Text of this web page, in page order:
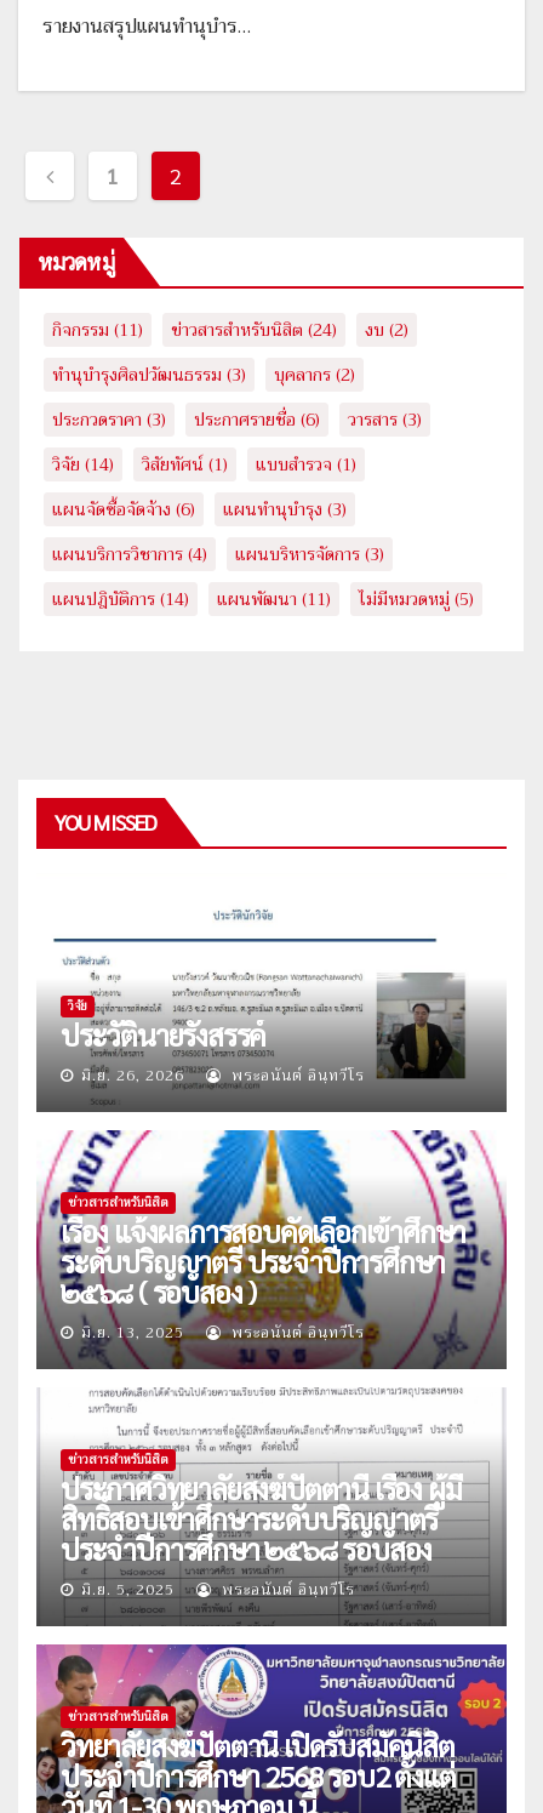
รายงานสรุปแผนทำนุบำร…
เมนู
นำทาง
เรื่อง
1 2
หมวดหมู่
กิจกรรม (11) ข่าวสารสำหรับนิสิต (24) งบ (2)
ทำนุบำรุงศิลปวัฒนธรรม (3) บุคลากร(2)
ประกวดราคา (3) ประกาศรายชื่อ (6) วารสาร(3)
วิจัย (14) วิสัยทัศน์(1) แบบสำรวจ (1)
แผนจัดซื้อจัดจ้าง (6) แผนทำนุบำรุง (3)
แผนบริการวิชาการ(4) แผนบริหารจัดการ(3)
แผนปฎิบัติการ(14) แผนพัฒนา (11) ไม่มีหมวดหมู่(5)
YOU MISSED
วิจัย
ประวัตินายรังสรรค์
มิ.ย. 26, 2026 พระอนันต์ อินฺทวีโร
ข่าวสารสำหรับนิสิต
เรื่อง แจ้งผลการสอบคัดเลือกเข้าศึกษา
ระดับปริญญาตรี ประจำปีการศึกษา
๒๕๖๘ ( รอบสอง )
มิ.ย. 13, 2025 พระอนันต์ อินฺทวีโร
ข่าวสารสำหรับนิสิต
ประกาศวิทยาลัยสงฆ์ปัตตานี เรื่อง ผู้มี
สิทธิ์สอบเข้าศึกษาระดับปริญญาตรี
ประจำปีการศึกษา ๒๕๖๘ รอบสอง
มิ.ย. 5, 2025 พระอนันต์ อินฺทวีโร
ข่าวสารสำหรับนิสิต
วิทยาลัยสงฆ์ปัตตานี เปิดรับสมัคนิสิต
ประจำปีการศึกษา 2568 รอบ2 ตั้งแต่